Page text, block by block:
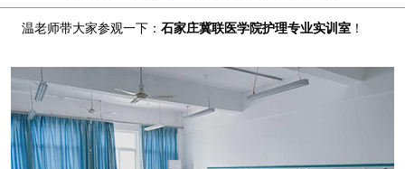
温老师带大家参观一下： 石家庄冀联医学院护理专业实训室 ！